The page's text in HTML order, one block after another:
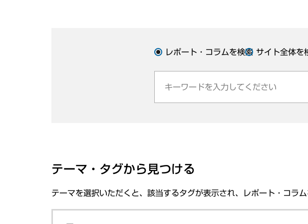
レポート・コラムを検索 サイト全体を
テーマ・タグから見つける
テーマを選択いただくと、該当するタグが表示され、レポート・コラム